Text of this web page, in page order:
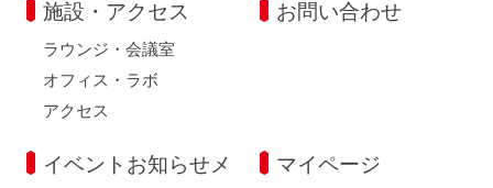
施設・アクセス
ラウンジ・会議室
オフィス・ラボ
アクセス
お問い合わせ
イベントお知らせメ
マイページ